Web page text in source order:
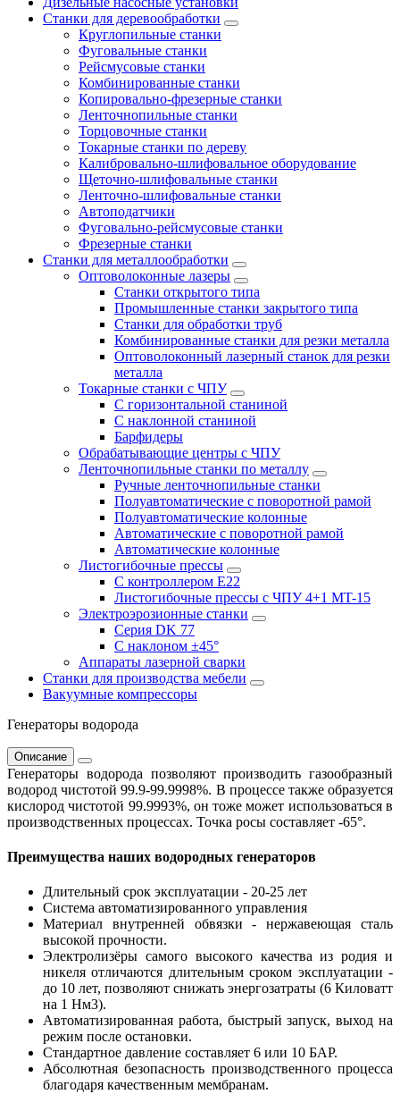
Станки для деревообработки
Круглопильные станки
Фуговальные станки
Рейсмусовые станки
Комбинированные станки
Копировально-фрезерные станки
Ленточнопильные станки
Торцовочные станки
Токарные станки по дереву
Калибровально-шлифовальное оборудование
Щеточно-шлифовальные станки
Ленточно-шлифовальные станки
Автоподатчики
Фуговально-рейсмусовые станки
Фрезерные станки
Станки для металлообработки
Оптоволоконные лазеры
Станки открытого типа
Промышленные станки закрытого типа
Станки для обработки труб
Комбинированные станки для резки металла
Оптоволоконный лазерный станок для резки
металла
Токарные станки с ЧПУ
С горизонтальной станиной
С наклонной станиной
Барфидеры
Обрабатывающие центры с ЧПУ
Ленточнопильные станки по металлу
Ручные ленточнопильные станки
Полуавтоматические с поворотной рамой
Полуавтоматические колонные
Автоматические с поворотной рамой
Автоматические колонные
Листогибочные прессы
С контроллером E22
Листогибочные прессы с ЧПУ 4+1 MT-15
Электроэрозионные станки
Серия DK 77
С наклоном ±45°
Аппараты лазерной сварки
Станки для производства мебели
Вакуумные компрессоры
Генераторы водорода
Описание
Генераторы водорода позволяют производить газообразный
водород чистотой 99.9-99.9998%. В процессе также образуется
кислород чистотой 99.9993%, он тоже может использоваться в
производственных процессах. Точка росы составляет -65°.
Преимущества наших водородных генераторов
Длительный срок эксплуатации - 20-25 лет
Система автоматизированного управления
Материал внутренней обвязки - нержавеющая сталь
высокой прочности.
Электролизёры самого высокого качества из родия и
никеля отличаются длительным сроком эксплуатации -
до 10 лет, позволяют снижать энергозатраты (6 Киловатт
на 1 Нм3).
Автоматизированная работа, быстрый запуск, выход на
режим после остановки.
Стандартное давление составляет 6 или 10 БАР.
Абсолютная безопасность производственного процесса
благодаря качественным мембранам.